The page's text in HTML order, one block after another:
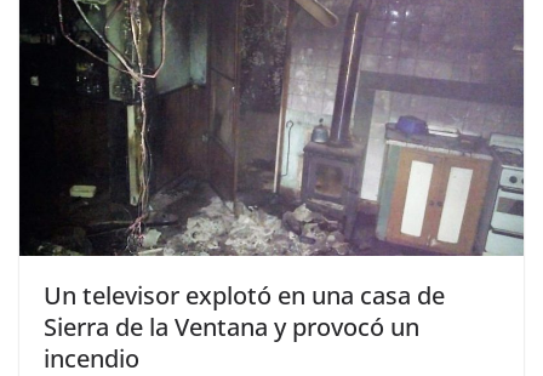
Un televisor explotó en una casa de
Sierra de la Ventana y provocó un
incendio